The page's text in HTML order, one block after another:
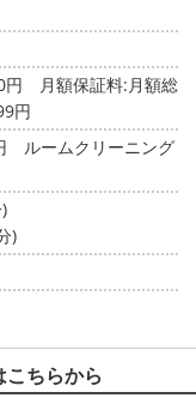
月額保証料:月額総
円
ルームクリーニング
)
こちらから